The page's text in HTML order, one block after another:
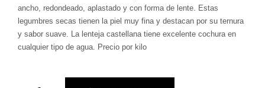
ancho, redondeado, aplastado y con forma de lente. Estas
legumbres secas tienen la piel muy fina y destacan por su ternura
y sabor suave. La lenteja castellana tiene excelente cochura en
cualquier tipo de agua. Precio por kilo